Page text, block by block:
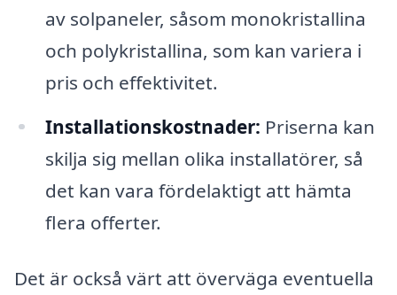
av solpaneler, såsom monokristallina
och polykristallina, som kan variera i
pris och effektivitet.
Installationskostnader: Priserna kan
skilja sig mellan olika installatörer, så
det kan vara fördelaktigt att hämta
flera offerter.
Det är också värt att överväga eventuella